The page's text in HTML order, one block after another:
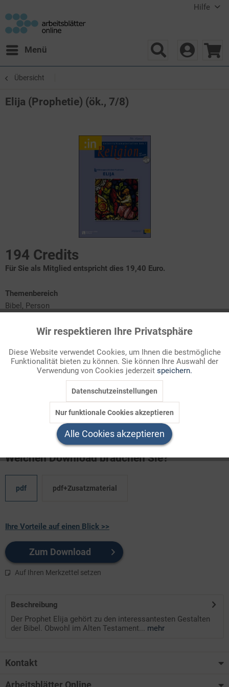
Hilfe
Menü
Übersicht
Elija (Prophetie) (ök., 7/8)
194 Credits
Für Sie als Mitglied entspricht dies 19,40 Euro.
Themenbereich
Bibel, Person
1. Einführung
3. Materialien (Nomen est omen; Mit Elija unterwegs; Elija
lebt weiter)
gehört zu den interessantesten Gestalten der
Bibel. Obwohl im Alten Testament nur in sechs Kapiteln in den
beiden Königsbüchern von ihm erzählt wird, avancierte er im
Welchen Download brauchen Sie?
pdf pdf+Zusatzmaterial
Ihre Vorteile auf einen Blick >>
Zum Download
Auf Ihren Merkzettel setzen
Beschreibung
Der Prophet Elija gehört zu den interessantesten Gestalten
der Bibel. Obwohl im Alten Testament... mehr
Kontakt
Arbeitsblätter Online
Funktionale Aktiv
Marketing Inaktiv
Inaktiv
Wir respektieren Ihre Privatsphäre
Diese Website verwendet Cookies, um Ihnen die bestmögliche
Funktionalität bieten zu können. Sie können Ihre Auswahl der
Verwendung von Cookies jederzeit speichern.
Datenschutzeinstellungen
Nur funktionale Cookies akzeptieren
Alle Cookies akzeptieren